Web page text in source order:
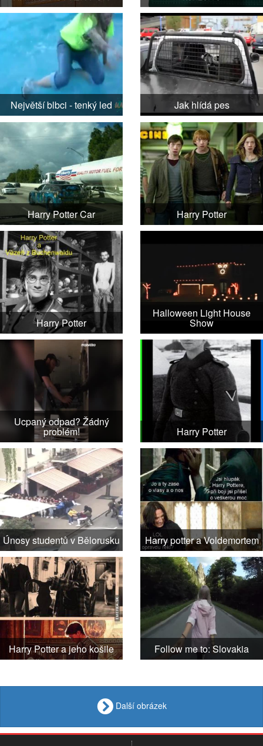
Největší blbci - tenký led Jak hlídá pes
Harry Potter Car Harry Potter
Harry Potter
Halloween Light House
Show
Ucpaný odpad? Žádný
problém! Harry Potter
Únosy studentů v Bělorusku Harry potter a Voldemortem
Harry Potter a jeho košile Follow me to: Slovakia
Další obrázek